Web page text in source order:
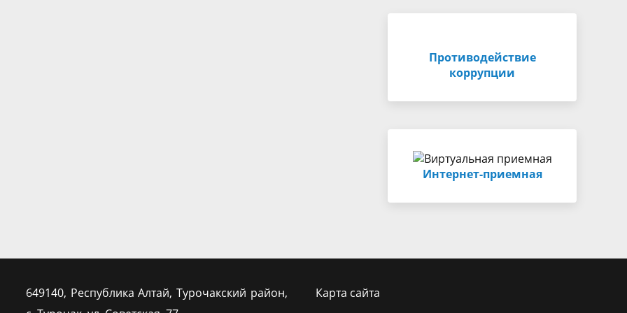
Противодействие
коррупции
Интернет-приемная
649140, Республика Алтай, Турочакский район,
Карта сайта